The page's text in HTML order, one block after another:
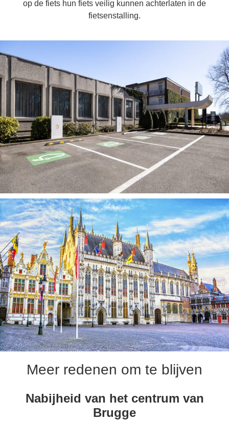
op de fiets hun fiets veilig kunnen achterlaten in de
fietsenstalling.
Meer redenen om te blijven
Nabijheid van het centrum van
Brugge